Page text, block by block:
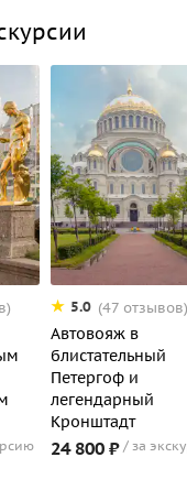
5.0 (47 отзывов)
Автовояж в
блистательный
Петергоф и
легендарный
Кронштадт
24 800 ₽ за